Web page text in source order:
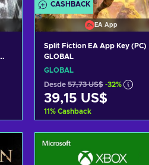
CASHBACK
EA App
Split Fiction EA App Key (PC)
GLOBAL
GLOBAL
Desde 57,73 US$ -32%
39,15 US$
11% Cashback
Ver ofertas